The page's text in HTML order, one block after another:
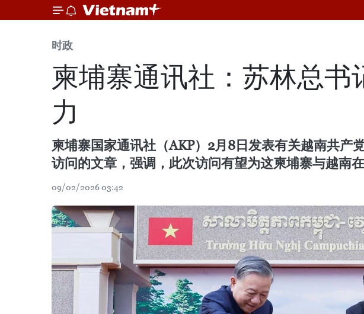
时政
柬埔寨通讯社：苏林总
力
柬埔寨国家通讯社（AKP）2月8日发表有关越南共产
访问的文章，强调，此次访问有望为这柬埔寨与越南
09/02/2026 03:42